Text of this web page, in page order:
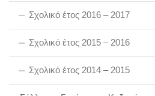
Σχολικό έτος 2016 – 2017
Σχολικό έτος 2015 – 2016
Σχολικό έτος 2014 – 2015